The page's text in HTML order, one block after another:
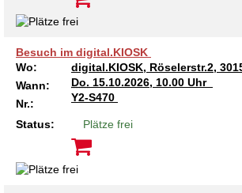
Kindertagesstätte Wiehbergstraße
Hör- und Sprachheilkindergarten
Kindertagesstätte Rosenbergstraße
Kindertagesstätte Schneiderberg
Kindertagesstätte Schweriner
Familienzentrum
Besuch im digital.KIOSK
Wo:
digital.KIOSK, Röselerstr.2,
Wann:
Do. 15.10.2026, 10.00 Uhr
Nr.:
Y2-S470
Status: Plätze frei